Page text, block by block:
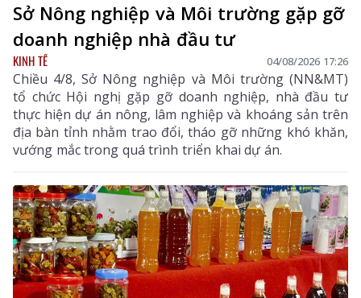
Sở Nông nghiệp và Môi trường gặp gỡ
doanh nghiệp nhà đầu tư
KINH TẾ 04/08/2026 17:26
Chiều 4/8, Sở Nông nghiệp và Môi trường (NN&MT)
tổ chức Hội nghị gặp gỡ doanh nghiệp, nhà đầu tư
thực hiện dự án nông, lâm nghiệp và khoáng sản trên
địa bàn tỉnh nhằm trao đổi, tháo gỡ những khó khăn,
vướng mắc trong quá trình triển khai dự án.